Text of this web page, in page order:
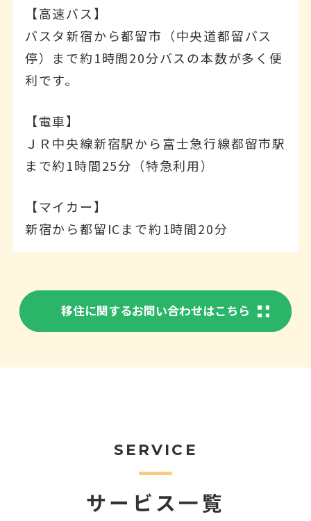
【高速バス】
バスタ新宿から都留市（中央道都留バス
停）まで約1時間20分バスの本数が多く便
利です。
【電車】
ＪＲ中央線新宿駅から富士急行線都留市駅
まで約1時間25分（特急利用）
【マイカー】
新宿から都留ICまで約1時間20分
移住に関するお問い合わせはこちら
SERVICE
サービス一覧